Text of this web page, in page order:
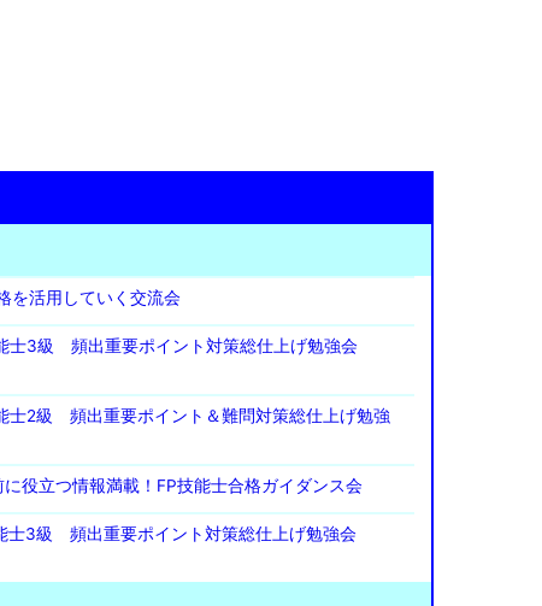
を活用していく交流会
士3級 頻出重要ポイント対策総仕上げ勉強会
士2級 頻出重要ポイント＆難問対策総仕上げ勉強
役立つ情報満載！FP技能士合格ガイダンス会
士3級 頻出重要ポイント対策総仕上げ勉強会